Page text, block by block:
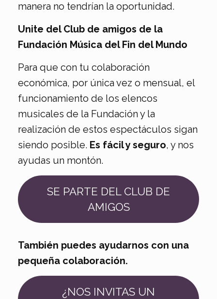
manera no tendrían la oportunidad.
Unite del Club de amigos de la
Fundación Música del Fin del Mundo
Para que con tu colaboración
económica, por única vez o mensual, el
funcionamiento de los elencos
musicales de la Fundación y la
realización de estos espectáculos sigan
siendo posible. Es fácil y seguro, y nos
ayudas un montón.
SE PARTE DEL CLUB DE
AMIGOS
También puedes ayudarnos con una
pequeña colaboración.
¿NOS INVITAS UN